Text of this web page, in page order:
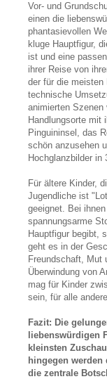
Vor- und
einen die
phantasievollen
kluge Hauptfigur,
ist und eine
ihrer Reise von
der für die meisten
technische
animierten Szenen
Handlungsorte mit
Pinguininsel, das
schön anzusehen
Hochglanzbilder in
Für ältere Kinder,
Jugendliche ist
geeignet. Bei
spannungsarme
Hauptfigur begibt,
geht es in der
Freundschaft, Mut
Überwindung von
mag für Kinder
sein, für alle
Fazit: Die
liebenswürdigen
kleinsten
hingegen
die zentrale